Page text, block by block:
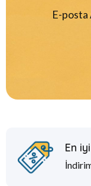
E-
En